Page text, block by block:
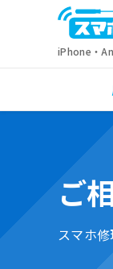
iPhone・
ご
スマホ